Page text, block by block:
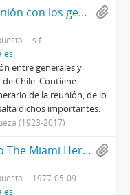
Apuntes sobre reunión con los generales y almirantes de las Fuerzas Armadas
s.f.
entre generales y
de Chile. Contiene
de la reunión, de lo
dichos importantes.
(1923-2017)
Artículo en el diario The Miami Herald "Military is planning an "authoritarian" democracy for Chile"
1977-05-09